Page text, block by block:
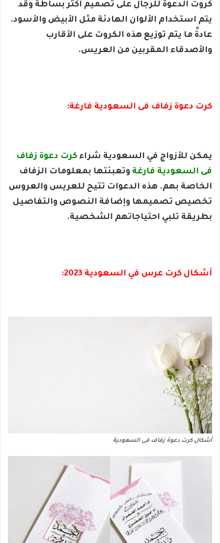
كروت الدعوة للرجال على تصميم أكثر بساطة وقد
يتم استخدام الألوان الهادئة مثل الأبيض والأسود.
عادةً ما يتم توزيع هذه الكروت على الأقارب
والأصدقاء المقربين من العريس.
كرت دعوة زفاف فى السعودية فارغة:
يمكن للأزواج في السعودية شراء كرت دعوة زفاف
فى السعودية فارغة وتعبئتها بمعلومات الزفاف
الخاصة بهم. هذه الدعوات تتيح للعريس والعروس
تخصيص تصميمها وإضافة النصوص والتفاصيل
بطريقة تلبي احتياجاتهم الشخصية.
أشكال كرت عرس في السعودية 2023:
أشكال كرت دعوة زفاف فى السعودية